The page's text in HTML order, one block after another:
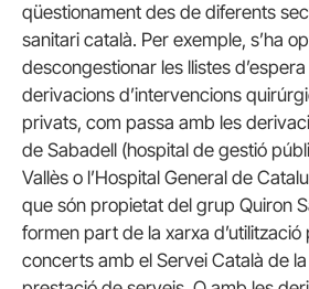
qüestionament des de diferents
sanitari català. Per exemple, s’ha
descongestionar les llistes
derivacions d’intervencions
privats, com passa amb les
de Sabadell (hospital de gestió
Vallès o l’Hospital General de
que són propietat del grup Quiron
formen part de la xarxa d’utilització
concerts amb el Servei Català de